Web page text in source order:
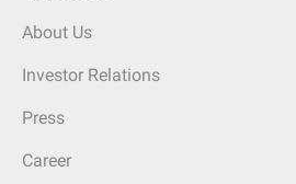
About Us
Investor Relations
Press
Career